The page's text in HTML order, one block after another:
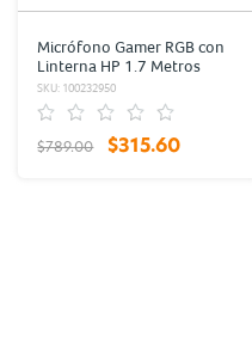
Micrófono Gamer RGB con
Linterna HP 1.7 Metros
SKU: 100232950
$789.00 $315.60